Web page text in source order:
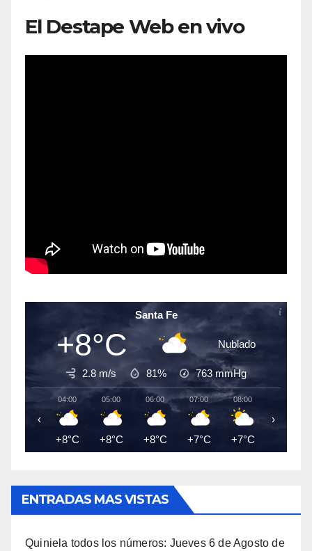
El Destape Web en vivo
Santa Fe
+8°C Nublado
2.8 m/s 81% 763 mmHg
04:00
+8°C
05:00
+8°C
06:00
+8°C
07:00
+7°C
08:00
+7°C
‹ ›
ENTRADAS MAS VISTAS
Quiniela todos los números: Jueves 6 de Agosto de